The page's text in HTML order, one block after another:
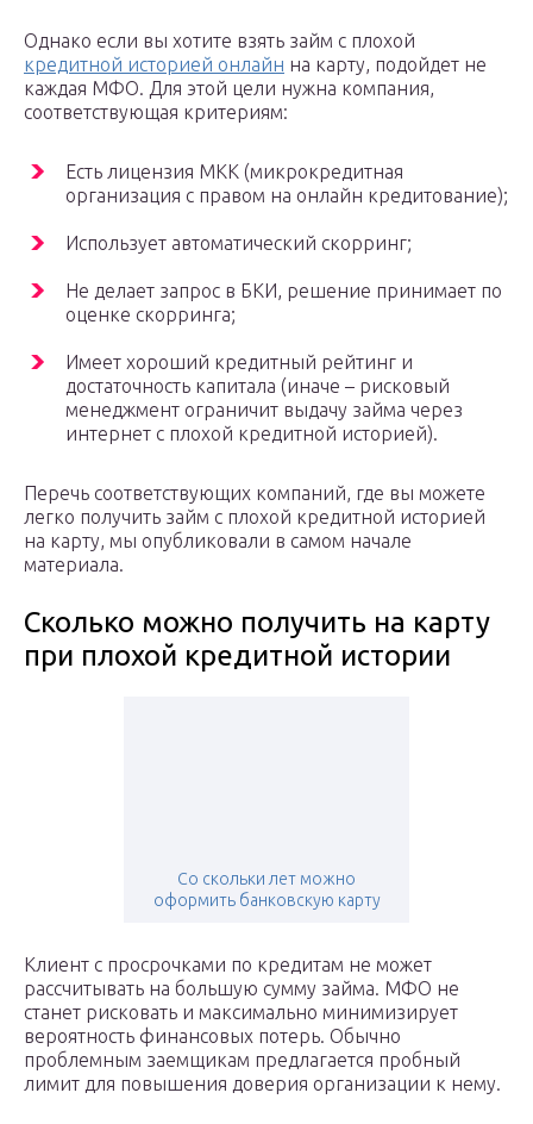
Однако если вы хотите взять займ с плохой
кредитной историей онлайн на карту, подойдет не
каждая МФО. Для этой цели нужна компания,
соответствующая критериям:
Есть лицензия МКК (микрокредитная
организация с правом на онлайн кредитование);
Использует автоматический скорринг;
Не делает запрос в БКИ, решение принимает по
оценке скорринга;
Имеет хороший кредитный рейтинг и
достаточность капитала (иначе – рисковый
менеджмент ограничит выдачу займа через
интернет с плохой кредитной историей).
Перечь соответствующих компаний, где вы можете
легко получить займ с плохой кредитной историей
на карту, мы опубликовали в самом начале
материала.
Сколько можно получить на карту
при плохой кредитной истории
Со скольки лет можно
оформить банковскую карту
Клиент с просрочками по кредитам не может
рассчитывать на большую сумму займа. МФО не
станет рисковать и максимально минимизирует
вероятность финансовых потерь. Обычно
проблемным заемщикам предлагается пробный
лимит для повышения доверия организации к нему.